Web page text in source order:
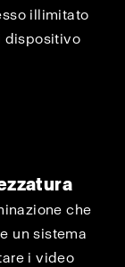
illimitato
dispositivo
che
un sistema
i video